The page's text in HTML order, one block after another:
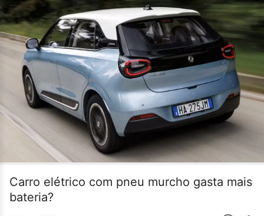
Carro elétrico com pneu murcho gasta mais
bateria?